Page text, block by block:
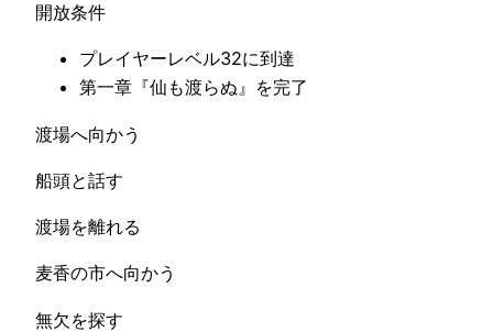
開放条件
プレイヤーレベル32に到達
第一章『仙も渡らぬ』を完了
渡場へ向かう
船頭と話す
渡場を離れる
麦香の市へ向かう
無欠を探す